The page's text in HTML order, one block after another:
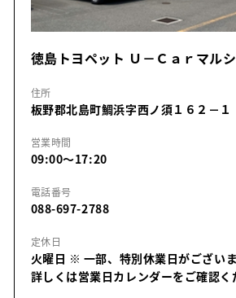
徳島トヨペット Ｕ－Ｃａｒマル
住所
板野郡北島町鯛浜字西ノ須１６２－１
営業時間
09:00～17:20
電話番号
088-697-2788
定休日
火曜日 ※ 一部、特別休業日がございま
詳しくは営業日カレンダーをご確認く